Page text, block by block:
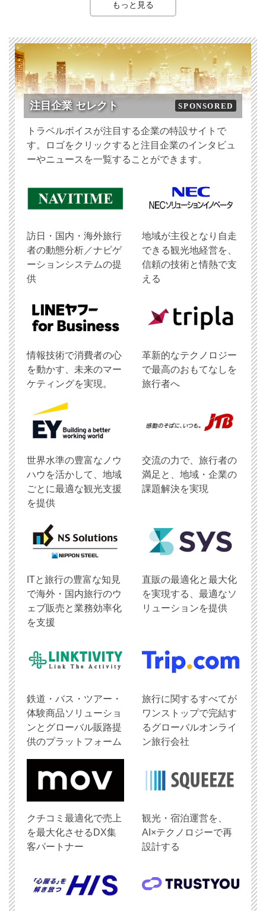
もっと見る
注目企業 セレクト SPONSORED
トラベルボイスが注目する企業の特設サイトで
す。ロゴをクリックすると注目企業のインタビュ
ーやニュースを一覧することができます。
訪日・国内・海外旅行
者の動態分析／ナビゲ
ーションシステムの提
供
地域が主役となり自走
できる観光地経営を、
信頼の技術と情熱で支
える
情報技術で消費者の心
を動かす、未来のマー
ケティングを実現。
革新的なテクノロジー
で最高のおもてなしを
旅行者へ
世界水準の豊富なノウ
ハウを活かして、地域
ごとに最適な観光支援
を提供
交流の力で、旅行者の
満足と、地域・企業の
課題解決を実現
ITと旅行の豊富な知見
で海外・国内旅行のウ
ェブ販売と業務効率化
を支援
直販の最適化と最大化
を実現する、最適なソ
リューションを提供
鉄道・バス・ツアー・
体験商品ソリューショ
ンとグローバル販路提
供のプラットフォーム
旅行に関するすべてが
ワンストップで完結す
るグローバルオンライ
ン旅行会社
クチコミ最適化で売上
を最大化させるDX集
客パートナー
観光・宿泊運営を、
AI×テクノロジーで再
設計する